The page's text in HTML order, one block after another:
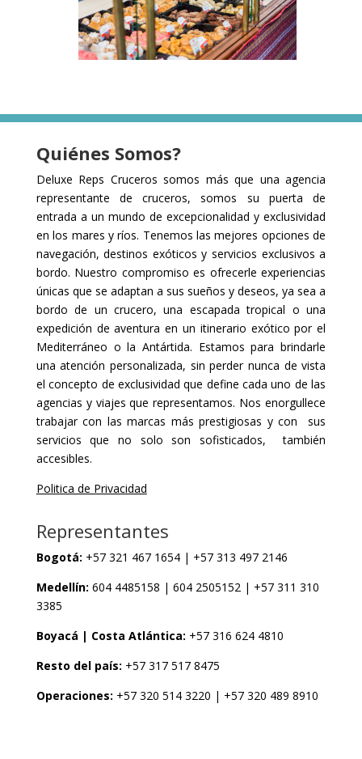
Quiénes Somos?
Deluxe Reps Cruceros somos más que una agencia
representante de cruceros, somos su puerta de
entrada a un mundo de excepcionalidad y exclusividad
en los mares y ríos. Tenemos las mejores opciones de
navegación, destinos exóticos y servicios exclusivos a
bordo. Nuestro compromiso es ofrecerle experiencias
únicas que se adaptan a sus sueños y deseos, ya sea a
bordo de un crucero, una escapada tropical o una
expedición de aventura en un itinerario exótico por el
Mediterráneo o la Antártida. Estamos para brindarle
una atención personalizada, sin perder nunca de vista
el concepto de exclusividad que define cada uno de las
agencias y viajes que representamos. Nos enorgullece
trabajar con las marcas más prestigiosas y con sus
servicios que no solo son sofisticados, también
accesibles.
Politica de Privacidad
Representantes
Bogotá: +57 321 467 1654 | +57 313 497 2146
Medellín: 604 4485158 | 604 2505152 | +57 311 310
3385
Boyacá | Costa Atlántica: +57 316 624 4810
Resto del país: +57 317 517 8475
Operaciones: +57 320 514 3220 | +57 320 489 8910